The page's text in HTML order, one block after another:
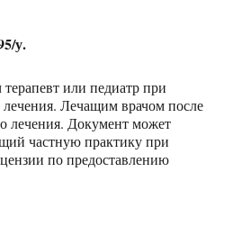
у.
или педиатр при
Лечащим врачом после
лечения. Документ может
частную практику при
по предоставлению